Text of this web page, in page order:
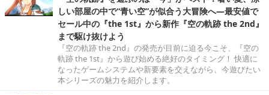
しい部屋の中で“青い空”が似合う大冒険へ―最安値で
セール中の『the 1st』から新作『空の軌跡 the 2nd』
まで駆け抜けよう
『空の軌跡 the 2nd』の発売が目前に迫る今こそ、『空の
軌跡 the 1st』から遊び始める絶好のタイミング！ 快適に
なったゲームシステムや新要素を交えながら、今遊びたい
本シリーズの魅力を紹介します。